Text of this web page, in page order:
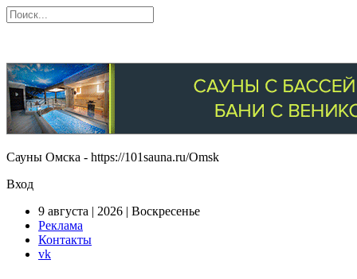
Сауны Омска - https://101sauna.ru/Omsk
Вход
9 августа | 2026 | Воскресенье
Реклама
Контакты
vk